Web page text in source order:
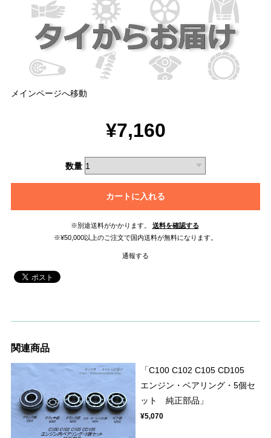
メインページへ移動
¥7,160
数量
カートに入れる
※別途送料がかかります。
送料を確認する
※¥50,000以上のご注文で国内送料が無料になります。
通報する
関連商品
「C100 C102 C105 CD105
エンジン・ベアリング・5個セ
ット 純正部品」
¥5,070